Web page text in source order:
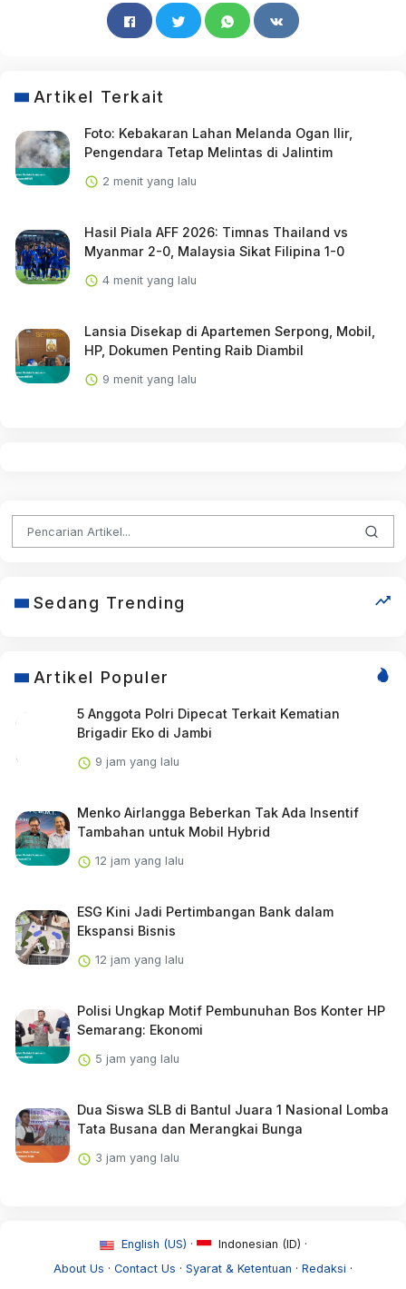
Artikel Terkait
Foto: Kebakaran Lahan Melanda Ogan Ilir,
Pengendara Tetap Melintas di Jalintim
2 menit yang lalu
Hasil Piala AFF 2026: Timnas Thailand vs
Myanmar 2-0, Malaysia Sikat Filipina 1-0
4 menit yang lalu
Lansia Disekap di Apartemen Serpong, Mobil,
HP, Dokumen Penting Raib Diambil
9 menit yang lalu
Sedang Trending
Artikel Populer
5 Anggota Polri Dipecat Terkait Kematian
Brigadir Eko di Jambi
9 jam yang lalu
Menko Airlangga Beberkan Tak Ada Insentif
Tambahan untuk Mobil Hybrid
12 jam yang lalu
ESG Kini Jadi Pertimbangan Bank dalam
Ekspansi Bisnis
12 jam yang lalu
Polisi Ungkap Motif Pembunuhan Bos Konter HP
Semarang: Ekonomi
5 jam yang lalu
Dua Siswa SLB di Bantul Juara 1 Nasional Lomba
Tata Busana dan Merangkai Bunga
3 jam yang lalu
English (US) ·
Indonesian (ID) ·
About Us · Contact Us · Syarat & Ketentuan · Redaksi ·